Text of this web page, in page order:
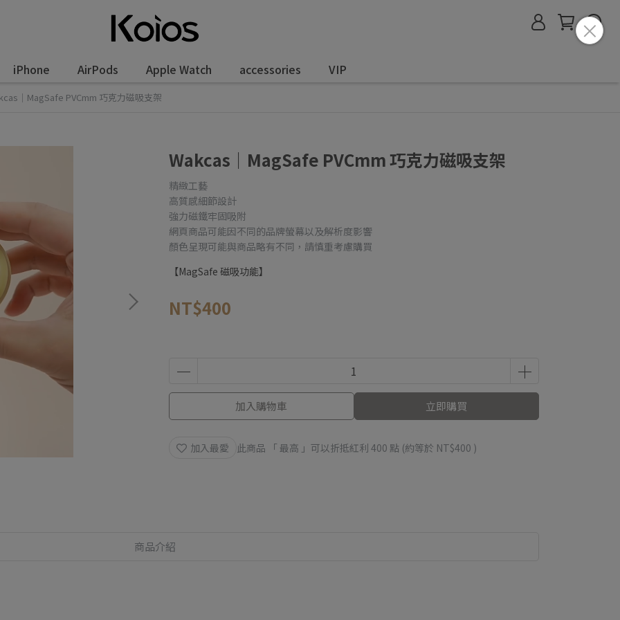
iPhone AirPods Apple Watch accessories VIP
｜MagSafe PVCmm 巧克力磁吸支架
Wakcas｜MagSafe PVCmm 巧克力磁吸支架
精緻工藝
高質感細節設計
強力磁鐵牢固吸附
網頁商品可能因不同的品牌螢幕以及解析度影響
顏色呈現可能與商品略有不同，請慎重考慮購買
【MagSafe 磁吸功能】
NT$400
加入購物車 立即購買
加入最愛 此商品 「 最高 」可以折抵紅利 400 點 (約等於 NT$400 )
商品介紹